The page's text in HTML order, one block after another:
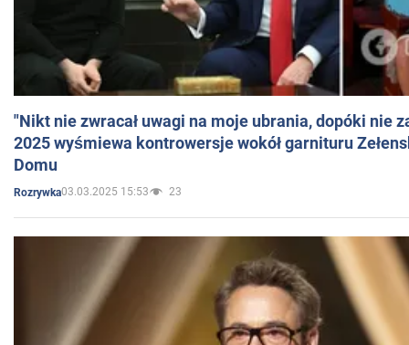
"Nikt nie zwracał uwagi na moje ubrania, dopóki nie
2025 wyśmiewa kontrowersje wokół garnituru
Domu
Rozrywka03.03.2025 15:53 23